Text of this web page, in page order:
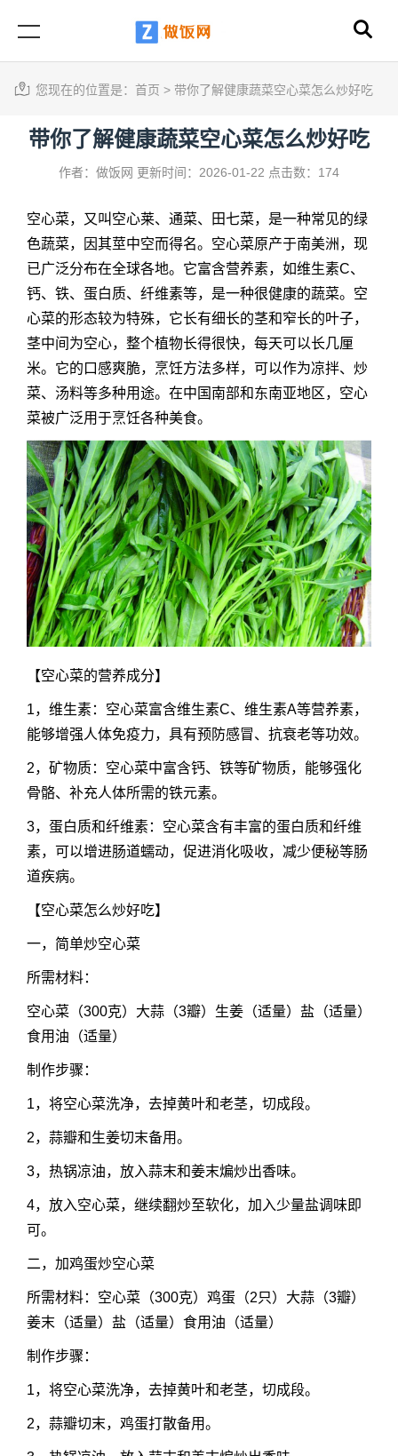
您现在的位置是： 首页 > 带你了解健康蔬菜空心菜怎么炒好吃
带你了解健康蔬菜空心菜怎么炒好吃
作者：做饭网 更新时间：2026-01-22 点击数：174
空心菜，又叫空心莱、通菜、田七菜，是一种常见的绿
色蔬菜，因其莖中空而得名。空心菜原产于南美洲，现
已广泛分布在全球各地。它富含营养素，如维生素C、
钙、铁、蛋白质、纤维素等，是一种很健康的蔬菜。空
心菜的形态较为特殊，它长有细长的茎和窄长的叶子，
茎中间为空心，整个植物长得很快，每天可以长几厘
米。它的口感爽脆，烹饪方法多样，可以作为凉拌、炒
菜、汤料等多种用途。在中国南部和东南亚地区，空心
菜被广泛用于烹饪各种美食。
【空心菜的营养成分】
1，维生素：空心菜富含维生素C、维生素A等营养素，
能够增强人体免疫力，具有预防感冒、抗衰老等功效。
2，矿物质：空心菜中富含钙、铁等矿物质，能够强化
骨骼、补充人体所需的铁元素。
3，蛋白质和纤维素：空心菜含有丰富的蛋白质和纤维
素，可以增进肠道蠕动，促进消化吸收，减少便秘等肠
道疾病。
【空心菜怎么炒好吃】
一，简单炒空心菜
所需材料：
空心菜（300克）大蒜（3瓣）生姜（适量）盐（适量）
食用油（适量）
制作步骤：
1，将空心菜洗净，去掉黄叶和老茎，切成段。
2，蒜瓣和生姜切末备用。
3，热锅凉油，放入蒜末和姜末煸炒出香味。
4，放入空心菜，继续翻炒至软化，加入少量盐调味即
可。
二，加鸡蛋炒空心菜
所需材料：空心菜（300克）鸡蛋（2只）大蒜（3瓣）
姜末（适量）盐（适量）食用油（适量）
制作步骤：
1，将空心菜洗净，去掉黄叶和老茎，切成段。
2，蒜瓣切末，鸡蛋打散备用。